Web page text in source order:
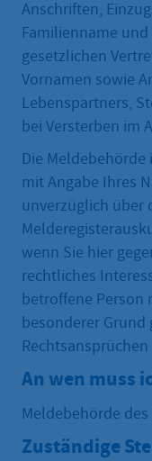
Anschriften,
Familienname
gesetzlichen
Vornamen sowie
Lebenspartners,
bei Versterben im
Die
mit Angabe Ihres
unverzüglich über
wenn Sie hier
rechtliches
betroffene Person
besonderer
Rechtsansprüchen
An wen muss
Meldebehörde
Zuständige